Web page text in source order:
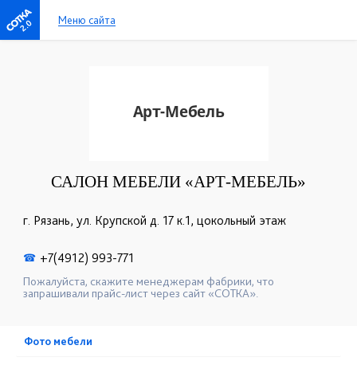
2.0 Меню сайта
САЛОН МЕБЕЛИ «АРТ-МЕБЕЛЬ»
г. Рязань, ул. Крупской д. 17 к.1, цокольный этаж
☎ +7(4912) 993-771
Пожалуйста, скажите менеджерам фабрики, что
запрашивали прайс-лист через сайт «СОТКА».
Фото мебели